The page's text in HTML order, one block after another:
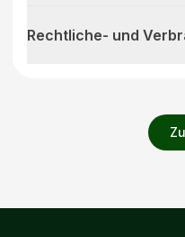
Rechtliche- und